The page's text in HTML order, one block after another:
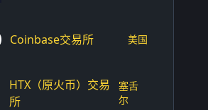
Coinbase交易所 美国
HTX（原火币）交易
所
塞舌
尔